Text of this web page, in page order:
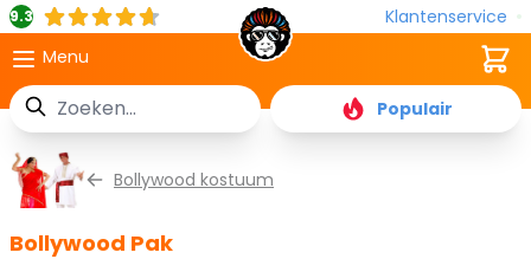
9.3
Klantenservice
Menu
Zoek
Populair
Cart
Bollywood kostuum
Bollywood Pak